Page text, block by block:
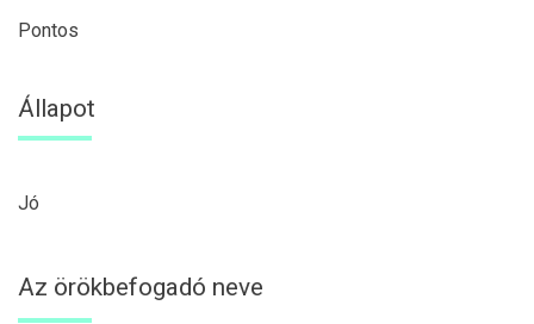
Pontos
Állapot
Jó
Az örökbefogadó neve